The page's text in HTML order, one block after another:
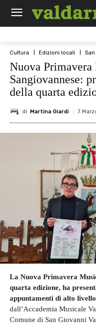
Cultura Edizioni locali
Nuova Primavera
Sangiovannese:
della quarta
di Martina Giardi 7
La Nuova Primavera
quarta edizione, ha
appuntamenti di alto
dall’Accademia Musicale
Comune di San Giovanni